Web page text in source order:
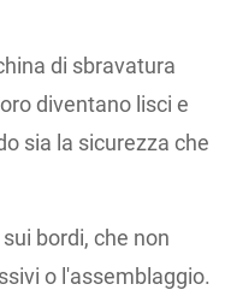
di sbravatura
diventano lisci e
sia la sicurezza che
bordi, che non
o l'assemblaggio.